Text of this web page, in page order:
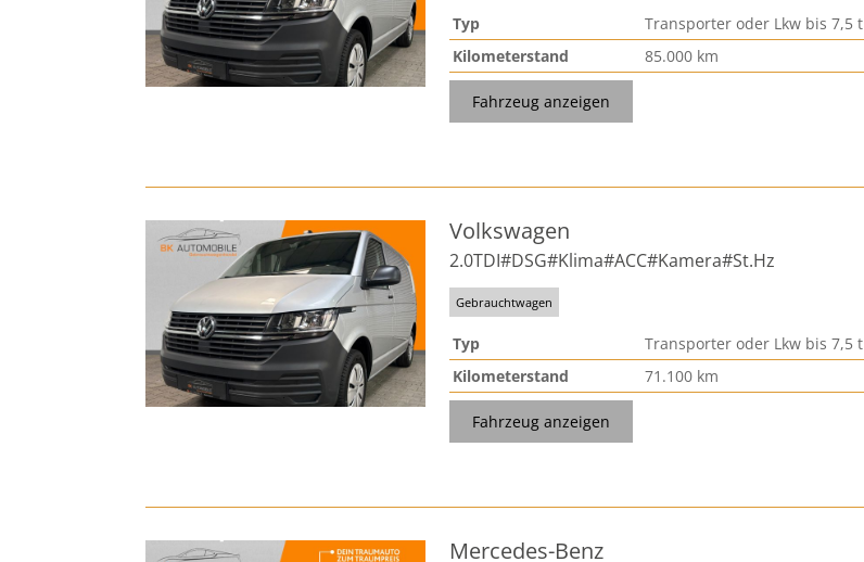
Typ Transporter oder Lkw bis 7,5 t
Kilometerstand
85.000 km
Fahrzeug anzeigen
Volkswagen
2.0TDI#DSG#Klima#ACC#Kamera#St.Hz
Gebrauchtwagen
Typ Transporter oder Lkw bis 7,5 t
Kilometerstand
71.100 km
Fahrzeug anzeigen
Mercedes-Benz